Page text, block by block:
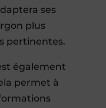
ses
plus
pertinentes.
également
permet à